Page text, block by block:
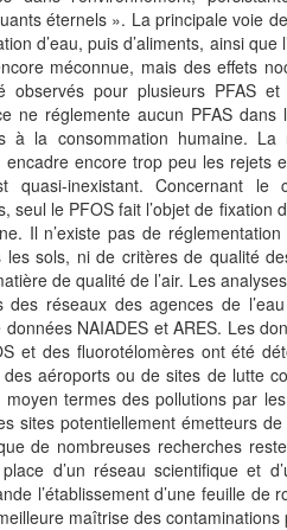
éternels ». La principale voie
d’eau, puis d’aliments, ainsi que
méconnue, mais des effets
pour plusieurs PFAS et
ne réglemente aucun PFAS dans
la consommation humaine. La
encore trop peu les rejets
inexistant. Concernant le
le PFOS fait l’objet de fixation
Il n’existe pas de
sols, ni de critères de qualité
de qualité de l’air. Les
réseaux des agences de
NAIADES et ARES. Les
et des fluorotélomères ont été
aéroports ou de sites de lutte
termes des pollutions par
sites potentiellement émetteurs de
de nombreuses recherches
d’un réseau scientifique et
l’établissement d’une feuille de
maîtrise des contaminations